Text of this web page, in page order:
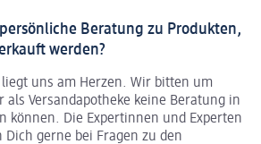
Beratung zu Produkten,
werden?
uns am Herzen. Wir bitten um
als Versandapotheke keine Beratung in
können. Die Expertinnen und Experten
Dich gerne bei Fragen zu den